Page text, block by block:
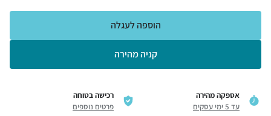
קניה מהירה
הוספה לעגלה
אספקה מהירה
עד 5 ימי עסקים
רכישה בטוחה
פרטים נוספים